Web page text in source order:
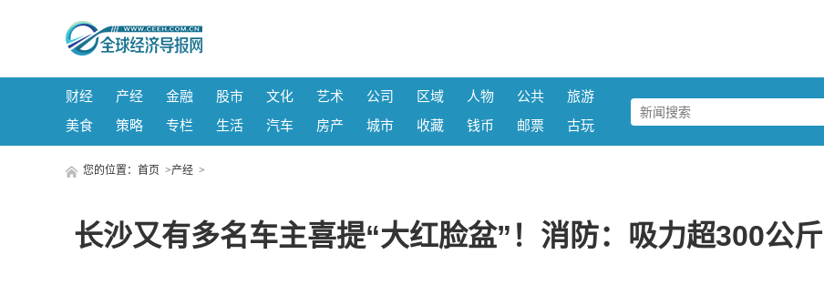
财经 产经 金融 股市 文化 艺术 公司 区域 人物 公共
旅游
美食
策略 专栏 生活 汽车 房产 城市 收藏 钱币 邮票 古玩
您的位置： 首页 >产经 >
长沙又有多名车主喜提“大红脸盆”！消防：吸力超300公斤